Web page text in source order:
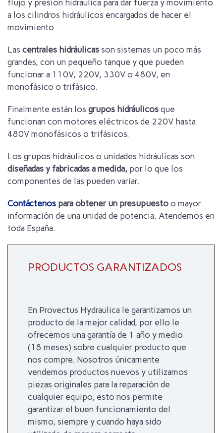
flujo y presión hidráulica para dar fuerza y movimiento
a los cilindros hidráulicos encargados de hacer el
movimiento
Las centrales hidráulicas son sistemas un poco más
grandes, con un pequeño tanque y que pueden
funcionar a 110V, 220V, 330V o 480V, en
monofásico o trifásico.
Finalmente están los grupos hidráulicos que
funcionan con motores eléctricos de 220V hasta
480V monofásicos o trifásicos.
Los grupos hidráulicos o unidades hidráulicas son
diseñadas y fabricadas a medida, por lo que los
componentes de las pueden variar.
Contáctenos para obtener un presupuesto o mayor
información de una unidad de potencia. Atendemos en
toda España.
PRODUCTOS GARANTIZADOS
En Provectus Hydraulica le garantizamos un
producto de la mejor calidad, por ello le
ofrecemos una garantía de 1 año y medio
(18 meses) sobre cualquier producto que
nos compre. Nosotros únicamente
vendemos productos nuevos y utilizamos
piezas originales para la reparación de
cualquier equipo, esto nos permite
garantizar el buen funcionamiento del
mismo, siempre y cuando haya sido